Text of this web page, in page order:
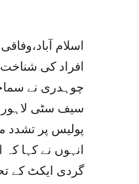
اسلام
افراد کی
چوہدری نے
سیف سٹی لاہور
پولیس پر تشدد
انہوں نے کہا
گردی ایکٹ کے